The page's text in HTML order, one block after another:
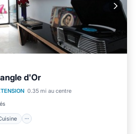
d'Or
0.35 mi au centre
Cuisine